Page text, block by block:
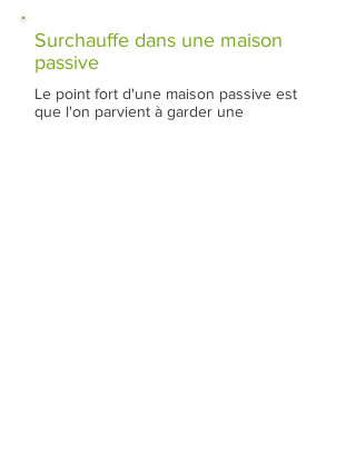
Surchauffe dans une maison
passive
Le point fort d'une maison passive est
que l'on parvient à garder une